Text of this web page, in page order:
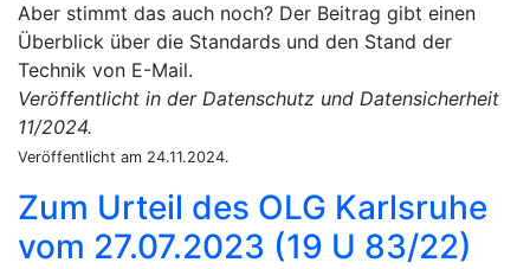
Aber stimmt das auch noch? Der Beitrag gibt einen
Überblick über die Standards und den Stand der
Technik von E-Mail.
Veröffentlicht in der Datenschutz und Datensicherheit
11/2024.
Veröffentlicht am 24.11.2024.
Zum Urteil des OLG Karlsruhe
vom 27.07.2023 (19 U 83/22)